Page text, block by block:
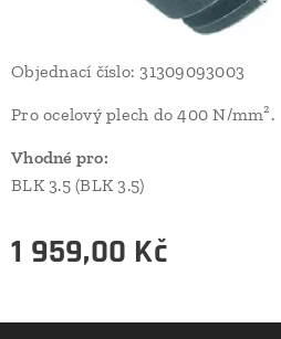
Objednací číslo: 31309093003
Pro ocelový plech do 400 N/mm².
Vhodné pro:
BLK 3.5 (BLK 3.5)
1 959,00 Kč